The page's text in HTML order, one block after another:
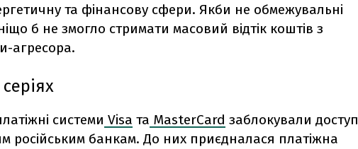
та фінансову сфери. Якби не обмежувальні
б не змогло стримати масовий відтік коштів з
агресора.
системи Visa та MasterCard заблокували доступ
російським банкам. До них приєдналася платіжна